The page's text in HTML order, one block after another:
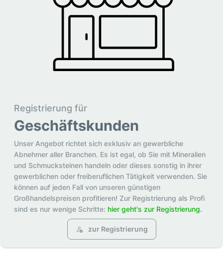
Registrierung für
Geschäftskunden
Unser Angebot richtet sich exklusiv an gewerbliche
Abnehmer aller Branchen. Es ist egal, ob Sie mit Mineralien
und Schmucksteinen handeln oder dieses sonstig in ihrer
gewerblichen oder freiberuflichen Tätigkeit verwenden. Sie
können auf jeden Fall von unseren günstigen
Großhandelspreisen profitieren! Zur Registrierung als Profi
sind es nur wenige Schritte: hier geht's zur Registrierung.
zur Registrierung